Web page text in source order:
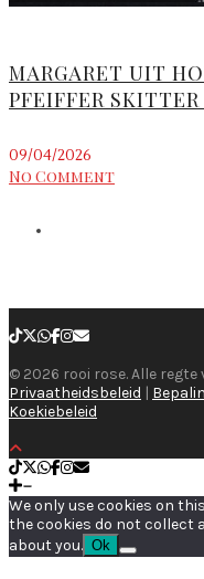
MARGARET UIT
PFEIFFER
09/04/2026
No Comment
© 2026 rooi rose. Alle regte
Privaatheidsbeleid |
Koekiebeleid
We only use cookies on
the cookies do not collect
about you. Ok